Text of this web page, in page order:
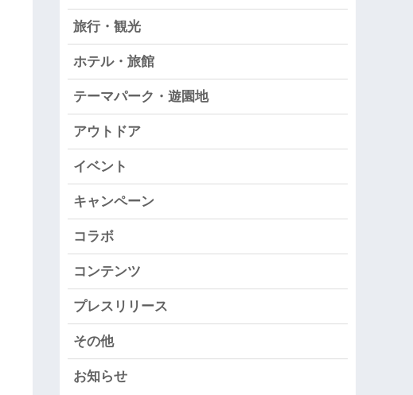
旅行・観光
ホテル・旅館
テーマパーク・遊園地
アウトドア
イベント
キャンペーン
コラボ
コンテンツ
プレスリリース
その他
お知らせ